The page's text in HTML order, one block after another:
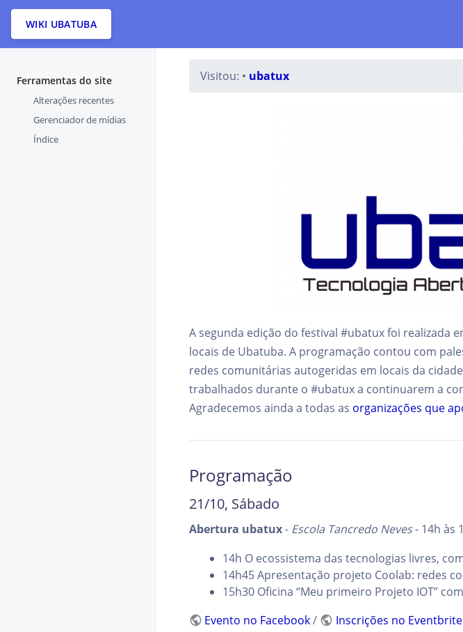
WIKI UBATUBA
Ferramentas do site
Alterações recentes
Gerenciador de mídias
Índice
Visitou: • ubatux
A segunda edição do festival #ubatux foi realizada
locais de Ubatuba. A programação contou com
redes comunitárias autogeridas em locais da
trabalhados durante o #ubatux a continuarem a
Agradecemos ainda a todas as organizações que
Programação
21/10, Sábado
Abertura ubatux- Escola Tancredo Neves- 14h às
14h O ecossistema das tecnologias livres,
14h45 Apresentação projeto Coolab: redes
15h30 Oficina “Meu primeiro Projeto IOT”
Evento no Facebook/ Inscrições no Eventbrite